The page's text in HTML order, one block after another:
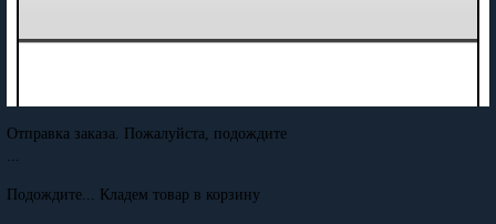
Отправка заказа. Пожалуйста, подождите
...
Подождите... Кладем товар в корзину